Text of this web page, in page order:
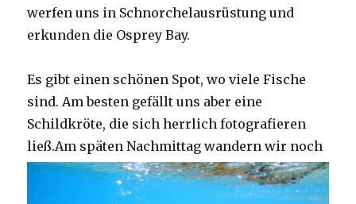
werfen uns in Schnorchelausrüstung und
erkunden die Osprey Bay.
Es gibt einen schönen Spot, wo viele Fische
sind. Am besten gefällt uns aber eine
Schildkröte, die sich herrlich fotografieren
ließ.Am späten Nachmittag wandern wir noch